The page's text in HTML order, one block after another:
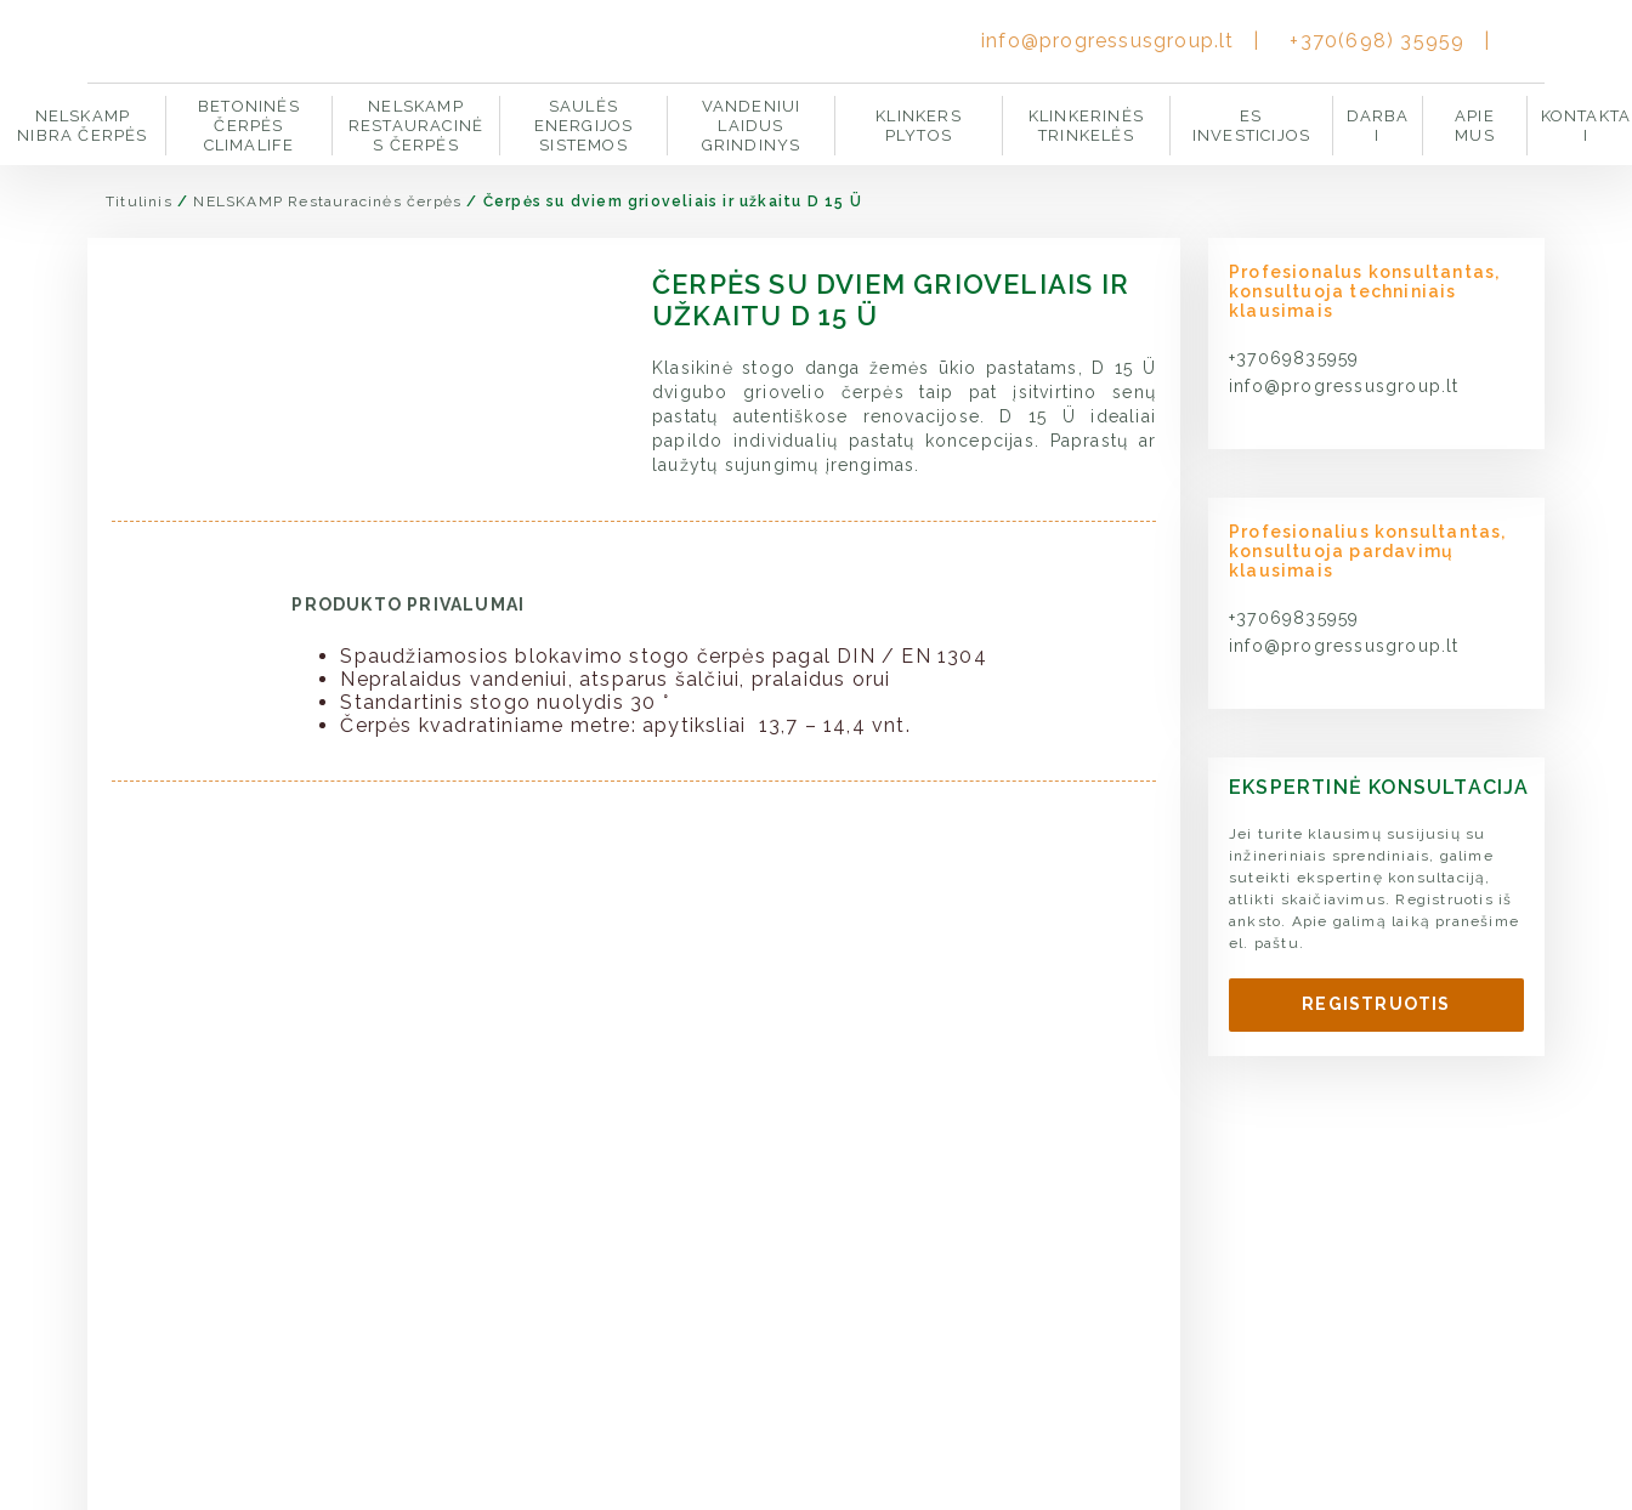
info@progressusgroup.lt +370(698) 35959
NELSKAMP
NIBRA ČERPĖS
BETONINĖS
ČERPĖS
CLIMALIFE
NELSKAMP
RESTAURACINĖ
S ČERPĖS
SAULĖS
ENERGIJOS
SISTEMOS
VANDENIUI
LAIDUS
GRINDINYS
KLINKERS
PLYTOS
KLINKERINĖS
TRINKELĖS
ES
INVESTICIJOS
DARBA
I
APIE
MUS
KONTAKTA
I
Titulinis / NELSKAMP Restauracinės čerpės / Čerpės su dviem grioveliais ir užkaitu D 15 Ü
ČERPĖS SU DVIEM GRIOVELIAIS IR
UŽKAITU D 15 Ü
Klasikinė stogo danga žemės ūkio pastatams, D 15 Ü
dvigubo griovelio čerpės taip pat įsitvirtino senų
pastatų autentiškose renovacijose. D 15 Ü idealiai
papildo individualių pastatų koncepcijas. Paprastų ar
laužytų sujungimų įrengimas.
PRODUKTO PRIVALUMAI
Spaudžiamosios blokavimo stogo čerpės pagal DIN / EN 1304
Nepralaidus vandeniui, atsparus šalčiui, pralaidus orui
Standartinis stogo nuolydis 30 °
Čerpės kvadratiniame metre: apytiksliai 13,7 – 14,4 vnt.
Profesionalus konsultantas,
konsultuoja techniniais
klausimais
+37069835959
info@progressusgroup.lt
Profesionalius konsultantas,
konsultuoja pardavimų
klausimais
+37069835959
info@progressusgroup.lt
EKSPERTINĖ KONSULTACIJA
Jei turite klausimų susijusių su
inžineriniais sprendiniais, galime
suteikti ekspertinę konsultaciją,
atlikti skaičiavimus. Registruotis iš
anksto. Apie galimą laiką pranešime
el. paštu.
REGISTRUOTIS